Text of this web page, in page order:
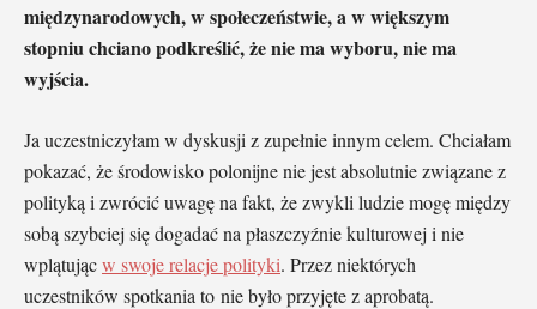
międzynarodowych, w społeczeństwie, a w większym
stopniu chciano podkreślić, że nie ma wyboru, nie ma
wyjścia.
Ja uczestniczyłam w dyskusji z zupełnie innym celem. Chciałam
pokazać, że środowisko polonijne nie jest absolutnie związane z
polityką i zwrócić uwagę na fakt, że zwykli ludzie mogę między
sobą szybciej się dogadać na płaszczyźnie kulturowej i nie
wplątującw swoje relacje polityki. Przez niektórych
uczestników spotkania to nie było przyjęte z aprobatą.